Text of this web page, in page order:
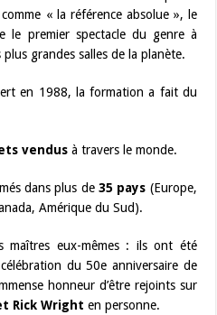
« la référence absolue », le
le premier spectacle du genre à
grandes salles de la planète.
en 1988, la formation a fait du
vendus à travers le monde.
dans plus de35 pays (Europe,
Amérique du Sud).
maîtres eux-mêmes : ils ont été
du 50e anniversaire de
honneur d’être rejoints sur
Rick Wright en personne.